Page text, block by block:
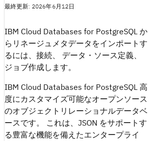
最終更新: 2026年6月12日
IBM Cloud Databases for PostgreSQL か
らリネージュメタデータをインポートす
るには、接続、 データ・ソース定義、
ジョブ作成します。
IBM Cloud Databases for PostgreSQL 高
度にカスタマイズ可能なオープンソース
のオブジェクトリレーショナルデータベ
ースです。 これは、JSON をサポートす
る豊富な機能を備えたエンタープライ